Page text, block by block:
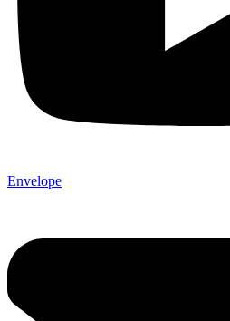
Envelope